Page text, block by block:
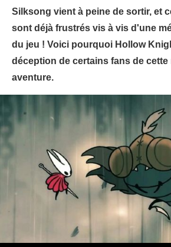
Silksong vient à peine de sortir, et
sont déjà frustrés vis à vis d'une
du jeu ! Voici pourquoi Hollow
déception de certains fans de cette
aventure.